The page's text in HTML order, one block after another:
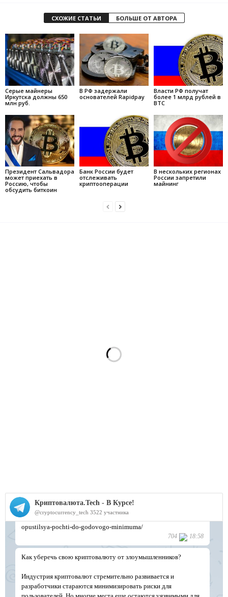
СХОЖИЕ СТАТЬИ БОЛЬШЕ ОТ АВТОРА
Серые майнеры
Иркутска должны 650
млн руб.
В РФ задержали
основателей Rapidpay
Власти РФ получат
более 1 млрд рублей в
BTC
Президент Сальвадора
может приехать в
Россию, чтобы
обсудить биткоин
Банк России будет
отслеживать
криптооперации
В нескольких регионах
России запретили
майнинг